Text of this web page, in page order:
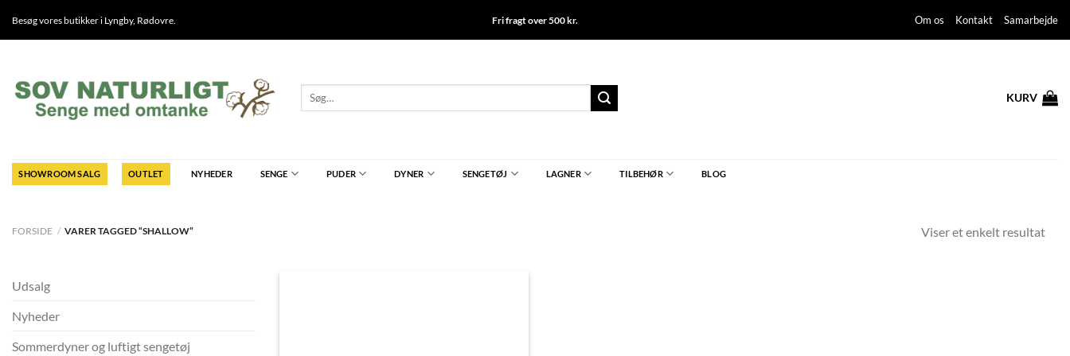
Besøg vores butikker i Lyngby, Rødovre Fri fragt over 500 kr. Om os Kontakt Samarbejde
Søg
efter:
KURV
SHOWROOM SALG OUTLET NYHEDER SENGE PUDER DYNER SENGETØJ LAGNER TILBEHØR BLOG
FORSIDE / VARER TAGGED “SHALLOW” Viser et enkelt resultat
Udsalg
Nyheder
Sommerdyner og luftigt sengetøj